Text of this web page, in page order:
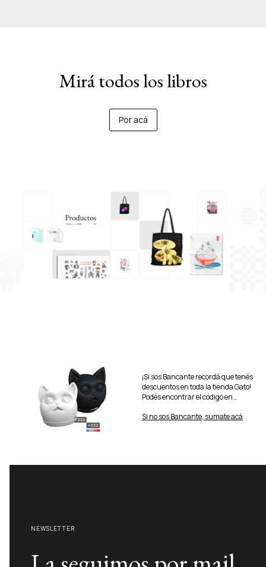
Mirá todos los libros
Por acá
¡Si sos Bancante recordá que tenés
descuentos en toda la tienda Gato!
Podés encontrar el código en
Si no sos Bancante, sumate acá
NEWSLETTER